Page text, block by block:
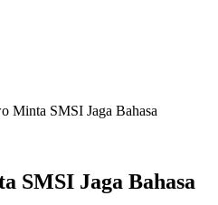
Minta SMSI Jaga Bahasa
SMSI Jaga Bahasa